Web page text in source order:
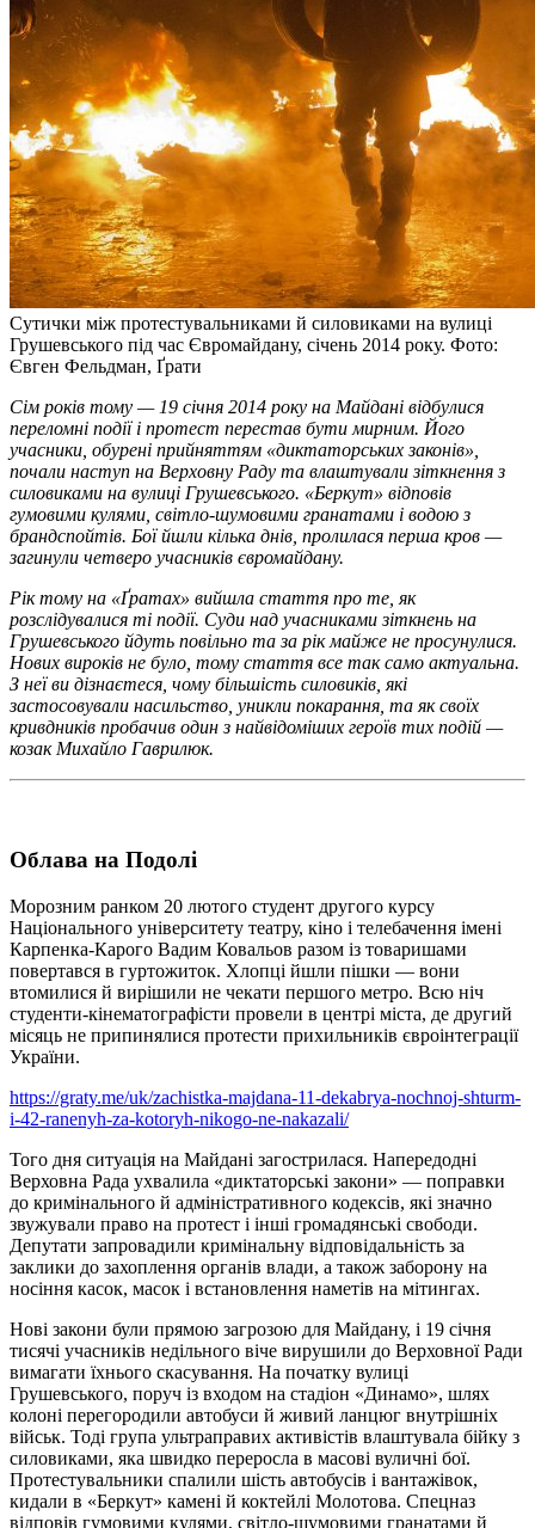
Сутички між протестувальниками й силовиками на вулиці
Грушевського під час Євромайдану, січень 2014 року. Фото:
Євген Фельдман, Ґрати
Сім років тому — 19 січня 2014 року на Майдані відбулися
переломні події і протест перестав бути мирним. Його
учасники, обурені прийняттям «диктаторських законів»,
почали наступ на Верховну Раду та влаштували зіткнення з
силовиками на вулиці Грушевського. «Беркут» відповів
гумовими кулями, світло-шумовими гранатами і водою з
брандспойтів. Бої йшли кілька днів, пролилася перша кров —
загинули четверо учасників євромайдану.
Рік тому на «Ґратах» вийшла стаття про те, як
розслідувалися ті події. Суди над учасниками зіткнень на
Грушевського йдуть повільно та за рік майже не просунулися.
Нових вироків не було, тому стаття все так само актуальна.
З неї ви дізнаєтеся, чому більшість силовиків, які
застосовували насильство, уникли покарання, та як своїх
кривдників пробачив один з найвідоміших героїв тих подій —
козак Михайло Гаврилюк.
Облава на Подолі
Морозним ранком 20 лютого студент другого курсу
Національного університету театру, кіно і телебачення імені
Карпенка-Карого Вадим Ковальов разом із товаришами
повертався в гуртожиток. Хлопці йшли пішки — вони
втомилися й вирішили не чекати першого метро. Всю ніч
студенти-кінематографісти провели в центрі міста, де другий
місяць не припинялися протести прихильників євроінтеграції
України.
https://graty.me/uk/zachistka-majdana-11-dekabrya-nochnoj-shturm-
i-42-ranenyh-za-kotoryh-nikogo-ne-nakazali/
Того дня ситуація на Майдані загострилася. Напередодні
Верховна Рада ухвалила «диктаторські закони» — поправки
до кримінального й адміністративного кодексів, які значно
звужували право на протест і інші громадянські свободи.
Депутати запровадили кримінальну відповідальність за
заклики до захоплення органів влади, а також заборону на
носіння касок, масок і встановлення наметів на мітингах.
Нові закони були прямою загрозою для Майдану, і 19 січня
тисячі учасників недільного віче вирушили до Верховної Ради
вимагати їхнього скасування. На початку вулиці
Грушевського, поруч із входом на стадіон «Динамо», шлях
колоні перегородили автобуси й живий ланцюг внутрішніх
військ. Тоді група ультраправих активістів влаштувала бійку з
силовиками, яка швидко переросла в масові вуличні бої.
Протестувальники спалили шість автобусів і вантажівок,
кидали в «Беркут» камені й коктейлі Молотова. Спецназ
відповів гумовими кулями, світло-шумовими гранатами й